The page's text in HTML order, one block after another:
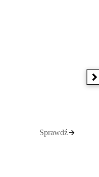
Sprawdź